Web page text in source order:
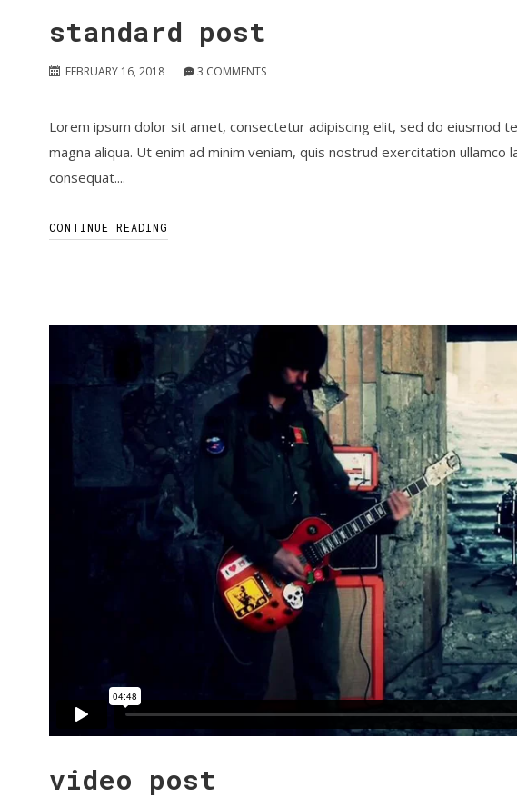
standard post
FEBRUARY 16, 2018 3 COMMENTS
Lorem ipsum dolor sit amet, consectetur adipiscing elit, sed do eiusmod
magna aliqua. Ut enim ad minim veniam, quis nostrud exercitation ullamco
consequat....
CONTINUE READING
video post